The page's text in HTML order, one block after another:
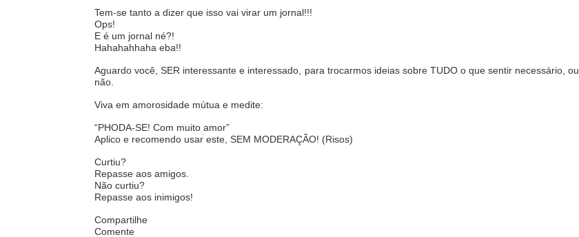
Tem-se tanto a dizer que isso vai virar um jornal!!!
Ops!
E é um jornal né?!
Hahahahhaha eba!!
Aguardo você, SER interessante e interessado, para trocarmos ideias sobre TUDO o que sentir necessário, ou
não.
Viva em amorosidade mútua e medite:
“PHODA-SE! Com muito amor”
Aplico e recomendo usar este, SEM MODERAÇÃO! (Risos)
Curtiu?
Repasse aos amigos.
Não curtiu?
Repasse aos inimigos!
Compartilhe
Comente